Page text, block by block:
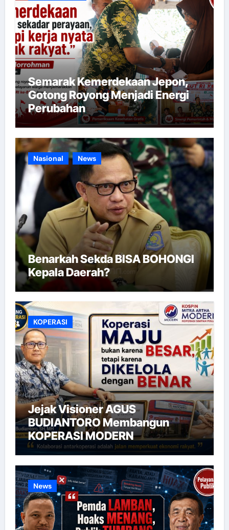
Semarak Kemerdekaan Jepon,
Gotong Royong Menjadi Energi
Perubahan
Nasional News
Benarkah Sekda BISA BOHONGI
Kepala Daerah?
KOPERASI
Jejak Visioner AGUS
BUDIANTORO Membangun
KOPERASI MODERN
News